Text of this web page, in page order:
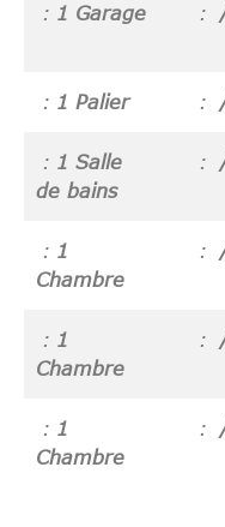
1 Garage
1 Palier
1 Salle
de bains
1
Chambre
1
Chambre
1
Chambre